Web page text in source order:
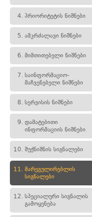
4. პრიორიტეტის ნიშნები
5. ამკრძალავი ნიშნები
6. მიმთითებელი ნიშნები
7. საინფორმაციო-
მაჩვენებელი ნიშნები
8. სერვისის ნიშნები
9. დამატებითი
ინფორმაციის ნიშნები
10. შუქნიშნის სიგნალები
11. მარეგულირებლის
სიგნალები
12. სპეციალური სიგნალის
გამოყენება